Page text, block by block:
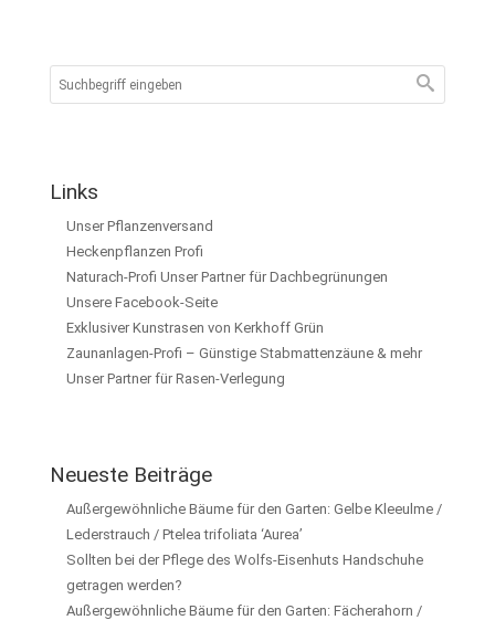
Links
Unser Pflanzenversand
Heckenpflanzen Profi
Naturach-Profi Unser Partner für Dachbegrünungen
Unsere Facebook-Seite
Exklusiver Kunstrasen von Kerkhoff Grün
Zaunanlagen-Profi – Günstige Stabmattenzäune & mehr
Unser Partner für Rasen-Verlegung
Neueste Beiträge
Außergewöhnliche Bäume für den Garten: Gelbe Kleeulme /
Lederstrauch / Ptelea trifoliata ‘Aurea’
Sollten bei der Pflege des Wolfs-Eisenhuts Handschuhe
getragen werden?
Außergewöhnliche Bäume für den Garten: Fächerahorn /